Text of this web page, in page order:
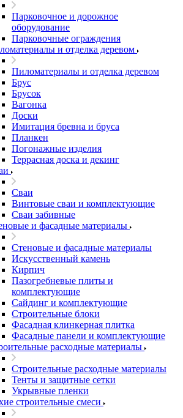
Парковочное и дорожное
оборудование
Парковочные ограждения
и отделка деревом
Пиломатериалы и отделка деревом
Брус
Брусок
Вагонка
Доски
Имитация бревна и бруса
Планкен
Погонажные изделия
Террасная доска и декинг
Сваи
Винтовые сваи и комплектующие
Сваи забивные
и фасадные материалы
Стеновые и фасадные материалы
Искусственный камень
Кирпич
Пазогребневые плиты и
комплектующие
Сайдинг и комплектующие
Строительные блоки
Фасадная клинкерная плитка
Фасадные панели и комплектующие
расходные материалы
Строительные расходные материалы
Тенты и защитные сетки
Укрывные пленки
строительные смеси